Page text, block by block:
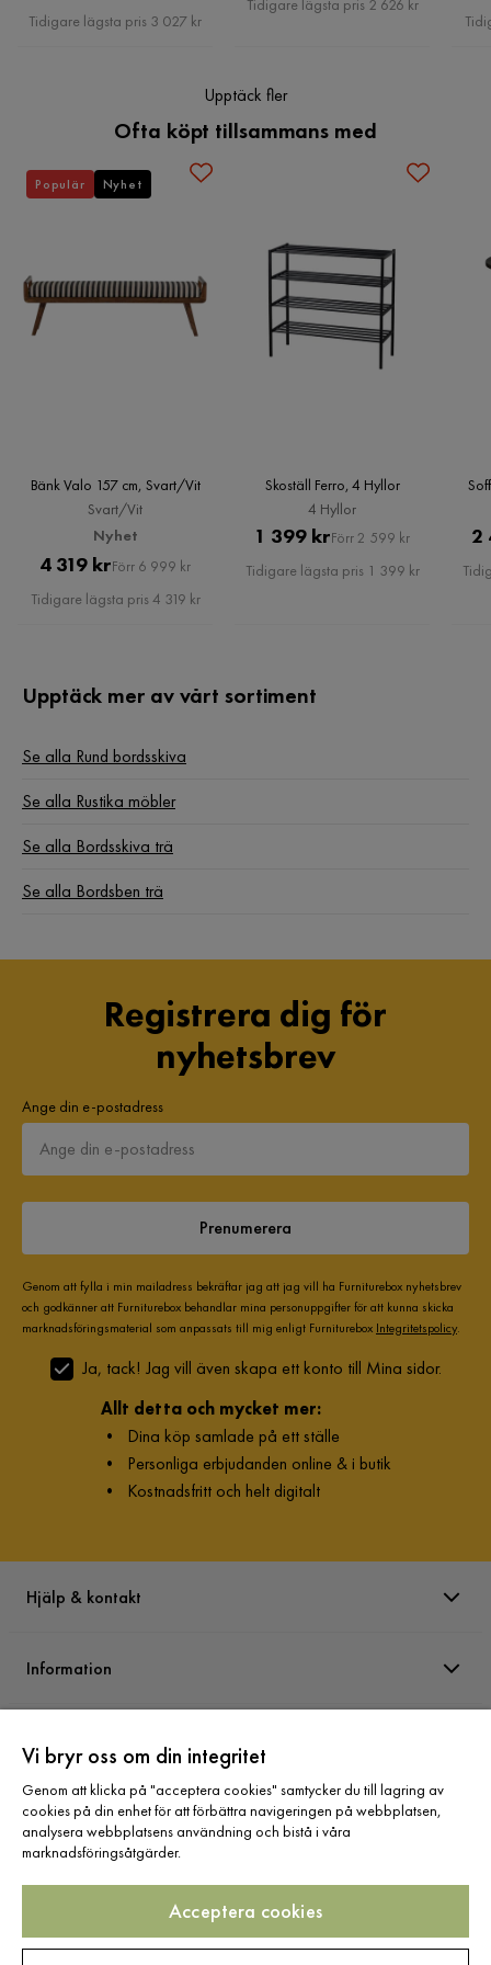
Pris
Tidigare lägsta pris 3 027 kr
Tidigare lägsta pris 2 626 kr
Upptäck fler
Ofta köpt tillsammans med
Bänk Valo 157 cm, Svart/Vit
Svart/Vit
Nyhet
Pris
4 319 krOriginal
Pris
Förr 6 999 kr
Tidigare lägsta pris 4 319 kr
Populär Nyhet
Skoställ Ferro, 4 Hyllor
4 Hyllor
Pris
1 399 krOriginal
Pris
Förr 2 599 kr
Tidigare lägsta pris 1 399 kr
2
Upptäck mer av vårt sortiment
Se alla Rund bordsskiva
Se alla Rustika möbler
Se alla Bordsskiva trä
Se alla Bordsben trä
Registrera dig för
nyhetsbrev
Ange din e-postadress
Prenumerera
Genom att fylla i min mailadress bekräftar jag att jag vill ha Furniturebox nyhetsbrev
och godkänner att Furniturebox behandlar mina personuppgifter för att kunna skicka
marknadsföringsmaterial som anpassats till mig enligt Furniturebox Integritetspolicy.
Ja, tack! Jag vill även skapa ett konto till Mina sidor.
Allt detta och mycket mer:
• Dina köp samlade på ett ställe
• Personliga erbjudanden online & i butik
• Kostnadsfritt och helt digitalt
Hjälp & kontakt
Information
Sortiment
Följ oss
Vi bryr oss om din integritet
Genom att klicka på "acceptera cookies" samtycker du till lagring av
cookies på din enhet för att förbättra navigeringen på webbplatsen,
analysera webbplatsens användning och bistå i våra
marknadsföringsåtgärder.
Acceptera cookies